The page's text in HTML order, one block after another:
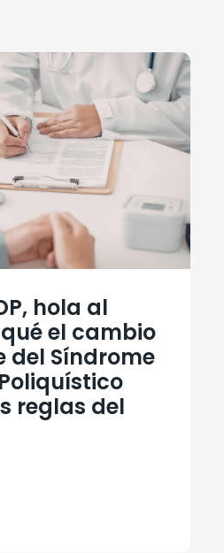
hola al
qué el cambio
del Síndrome
reglas del